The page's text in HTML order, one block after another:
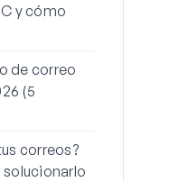
y cómo
de correo
(5
correos?